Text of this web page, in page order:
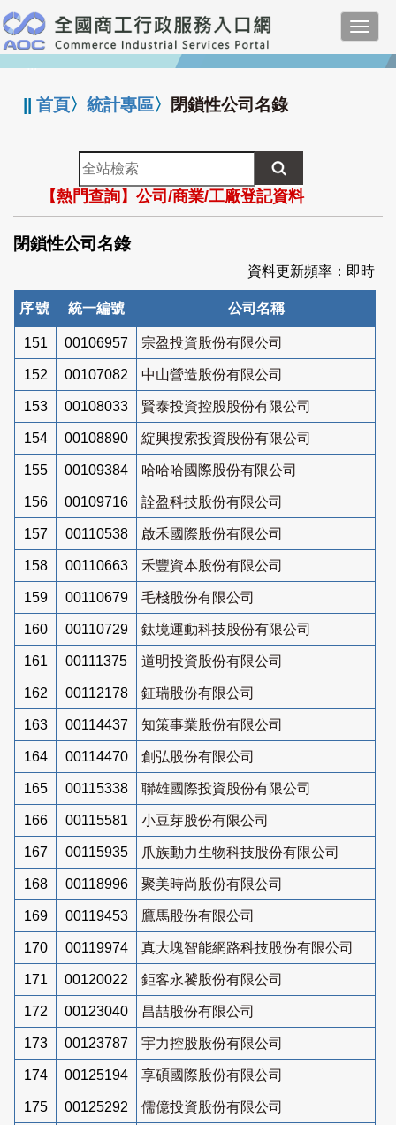
跳
到
主
要
:::
||首頁〉統計專區〉 閉鎖性公司名錄
全
站
檢
索
【熱門查詢】公司/商業/工廠登記資料
閉鎖性公司名錄
資料更新頻率：即時
序號 統一編號 公司名稱
151 00106957 宗盈投資股份有限公司
152 00107082 中山營造股份有限公司
153 00108033 賢泰投資控股股份有限公司
154 00108890 綻興搜索投資股份有限公司
155 00109384 哈哈哈國際股份有限公司
156 00109716 詮盈科技股份有限公司
157 00110538 啟禾國際股份有限公司
158 00110663 禾豐資本股份有限公司
159 00110679 毛棧股份有限公司
160 00110729 鈦境運動科技股份有限公司
161 00111375 道明投資股份有限公司
162 00112178 鉦瑞股份有限公司
163 00114437 知策事業股份有限公司
164 00114470 創弘股份有限公司
165 00115338 聯雄國際投資股份有限公司
166 00115581 小豆芽股份有限公司
167 00115935 爪族動力生物科技股份有限公司
168 00118996 聚美時尚股份有限公司
169 00119453 鷹馬股份有限公司
170 00119974 真大塊智能網路科技股份有限公司
171 00120022 鉅客永饕股份有限公司
172 00123040 昌喆股份有限公司
173 00123787 宇力控股股份有限公司
174 00125194 享碩國際股份有限公司
175 00125292 儒億投資股份有限公司